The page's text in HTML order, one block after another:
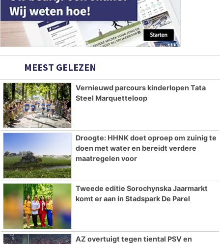
MEEST GELEZEN
Vernieuwd parcours kinderlopen Tata
Steel Marquetteloop
Droogte: HHNK doet oproep om zuinig te
doen met water en bereidt verdere
maatregelen voor
Tweede editie Sorochynska Jaarmarkt
komt er aan in Stadspark De Parel
AZ overtuigt tegen tiental PSV en